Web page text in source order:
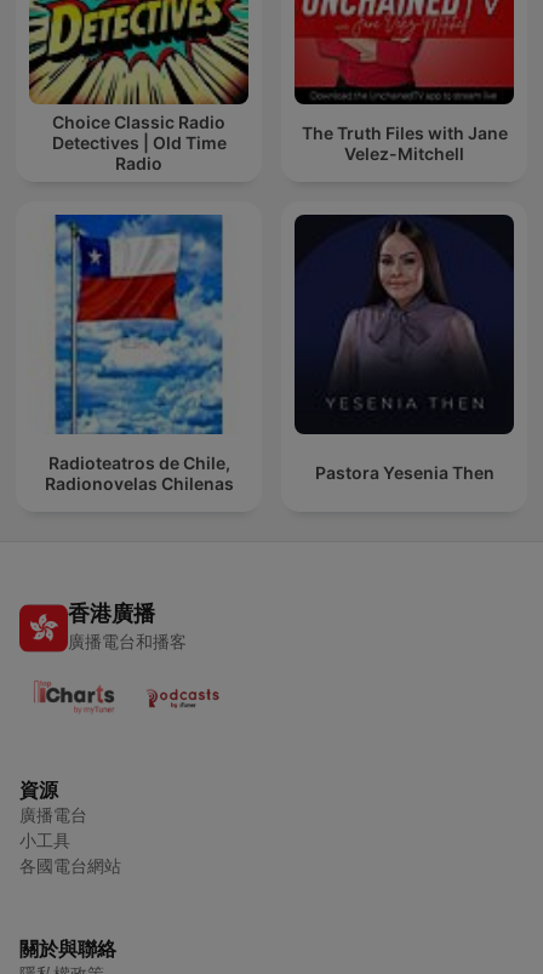
Choice Classic Radio
Detectives | Old Time
Radio
The Truth Files with Jane
Velez-Mitchell
Radioteatros de Chile,
Radionovelas Chilenas
Pastora Yesenia Then
香港廣播
廣播電台和播客
資源
廣播電台
小工具
各國電台網站
關於與聯絡